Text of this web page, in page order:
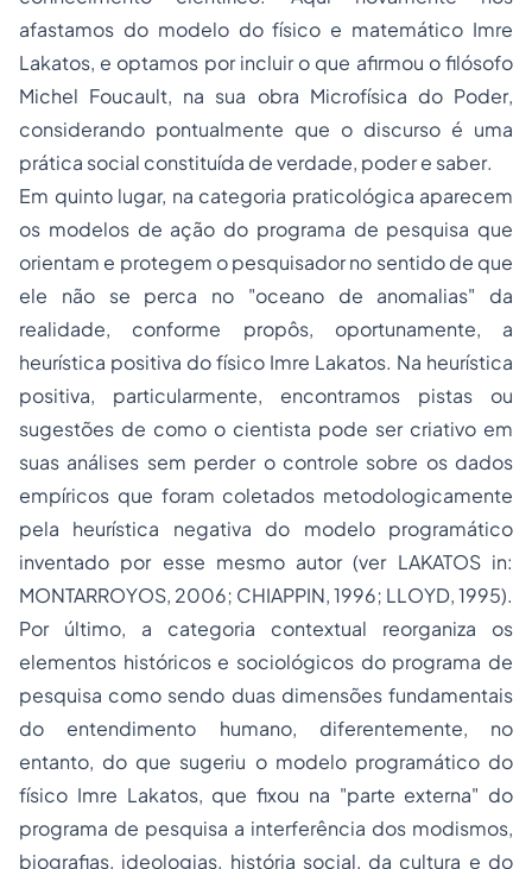
afastamos do modelo do físico e matemático Imre
Lakatos, e optamos por incluir o que afirmou o filósofo
Michel Foucault, na sua obra Microfísica do Poder,
considerando pontualmente que o discurso é uma
prática social constituída deverdade, poder e saber.
Em quinto lugar, na categoria praticológica aparecem
os modelos de ação do programa de pesquisa que
orientam e protegem o pesquisador no sentido de que
ele não se perca no "oceano de anomalias" da
realidade, conforme propôs, oportunamente, a
heurística positiva do físico Imre Lakatos. Na heurística
positiva, particularmente, encontramos pistas ou
sugestões de como o cientista pode ser criativo em
suas análises sem perder o controle sobre os dados
empíricos que foram coletados metodologicamente
pela heurística negativa do modelo programático
inventado por esse mesmo autor (ver LAKATOS in:
MONTARROYOS, 2006; CHIAPPIN, 1996; LLOYD, 1995).
Por último, a categoria contextual reorganiza os
elementos históricos e sociológicos do programa de
pesquisa como sendo duas dimensões fundamentais
do entendimento humano, diferentemente, no
entanto, do que sugeriu o modelo programático do
físico Imre Lakatos, que fixou na "parte externa" do
programa de pesquisa a interferência dos modismos,
biografias, ideologias, história social, da cultura e do